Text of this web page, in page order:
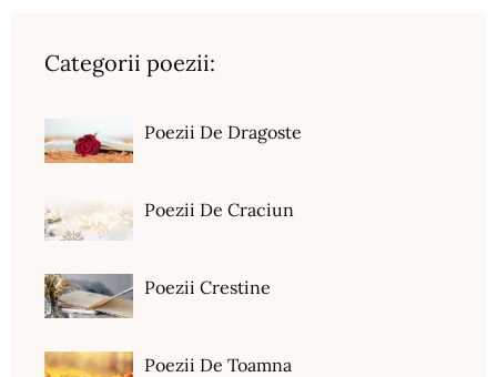
Categorii poezii:
Poezii De Dragoste
Poezii De Craciun
Poezii Crestine
Poezii De Toamna